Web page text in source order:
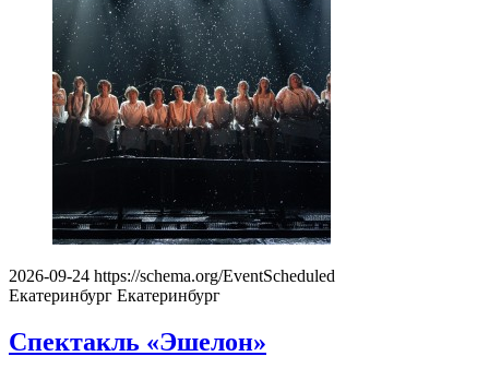
2026-09-24 https://schema.org/EventScheduled
Екатеринбург Екатеринбург
Спектакль «Эшелон»